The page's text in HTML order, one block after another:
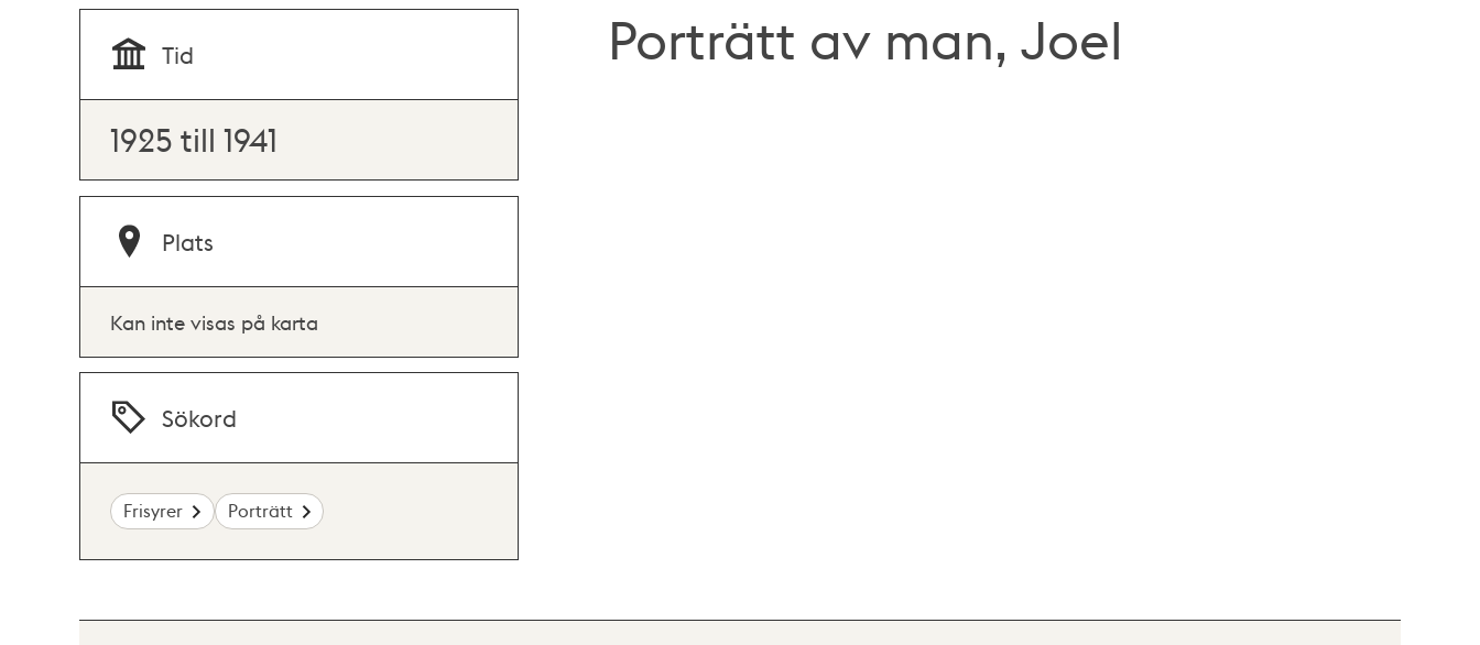
Porträtt av man, Joel
Tid
1925 till 1941
Plats
Kan inte visas på karta
Sökord
Frisyrer Porträtt